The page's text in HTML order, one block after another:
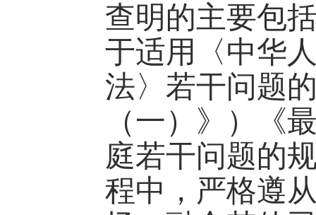
查明的主要包
于适用〈中华
法〉若干问题
（一）》）《
庭若干问题的
程中，严格遵